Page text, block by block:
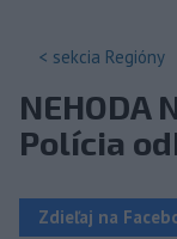
< sekcia Regióny
NEHODA
Polícia
Zdieľaj na